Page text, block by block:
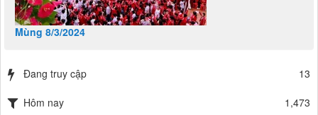
Mùng 8/3/2024
Đang truy cập 13
Hôm nay
1,473